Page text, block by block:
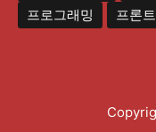
프로그래밍
프론